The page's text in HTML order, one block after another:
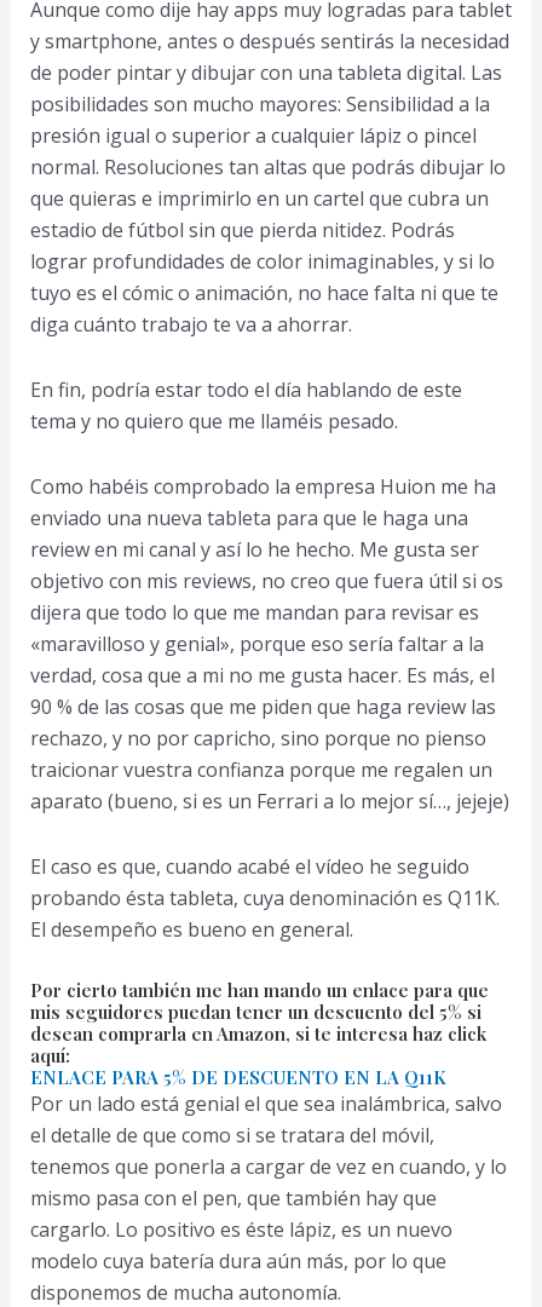
Aunque como dije hay apps muy logradas para tablet
y smartphone, antes o después sentirás la necesidad
de poder pintar y dibujar con una tableta digital. Las
posibilidades son mucho mayores: Sensibilidad a la
presión igual o superior a cualquier lápiz o pincel
normal. Resoluciones tan altas que podrás dibujar lo
que quieras e imprimirlo en un cartel que cubra un
estadio de fútbol sin que pierda nitidez. Podrás
lograr profundidades de color inimaginables, y si lo
tuyo es el cómic o animación, no hace falta ni que te
diga cuánto trabajo te va a ahorrar.
En fin, podría estar todo el día hablando de este
tema y no quiero que me llaméis pesado.
Como habéis comprobado la empresa Huion me ha
enviado una nueva tableta para que le haga una
review en mi canal y así lo he hecho. Me gusta ser
objetivo con mis reviews, no creo que fuera útil si os
dijera que todo lo que me mandan para revisar es
«maravilloso y genial», porque eso sería faltar a la
verdad, cosa que a mi no me gusta hacer. Es más, el
90 % de las cosas que me piden que haga review las
rechazo, y no por capricho, sino porque no pienso
traicionar vuestra confianza porque me regalen un
aparato (bueno, si es un Ferrari a lo mejor sí…, jejeje)
El caso es que, cuando acabé el vídeo he seguido
probando ésta tableta, cuya denominación es Q11K.
El desempeño es bueno en general.
Por cierto también me han mando un enlace para que
mis seguidores puedan tener un descuento del 5% si
desean comprarla en Amazon, si te interesa haz click
aquí:
ENLACE PARA 5% DE DESCUENTO EN LA Q11K
Por un lado está genial el que sea inalámbrica, salvo
el detalle de que como si se tratara del móvil,
tenemos que ponerla a cargar de vez en cuando, y lo
mismo pasa con el pen, que también hay que
cargarlo. Lo positivo es éste lápiz, es un nuevo
modelo cuya batería dura aún más, por lo que
disponemos de mucha autonomía.